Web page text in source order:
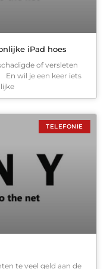
iPad hoes
of versleten
En wil je een keer iets
TELEFONIE
te veel geld aan de